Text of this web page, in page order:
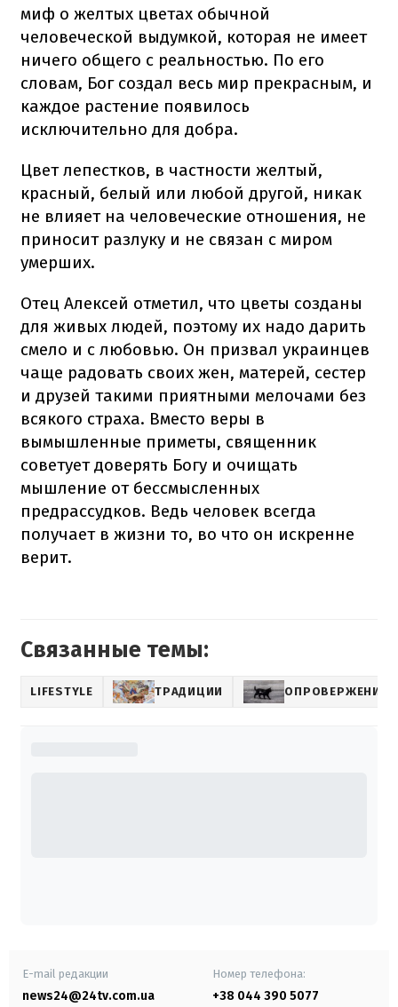
миф о желтых цветах обычной
человеческой выдумкой, которая не имеет
ничего общего с реальностью. По его
словам, Бог создал весь мир прекрасным, и
каждое растение появилось
исключительно для добра.
Цвет лепестков, в частности желтый,
красный, белый или любой другой, никак
не влияет на человеческие отношения, не
приносит разлуку и не связан с миром
умерших.
Отец Алексей отметил, что цветы созданы
для живых людей, поэтому их надо дарить
смело и с любовью. Он призвал украинцев
чаще радовать своих жен, матерей, сестер
и друзей такими приятными мелочами без
всякого страха. Вместо веры в
вымышленные приметы, священник
советует доверять Богу и очищать
мышление от бессмысленных
предрассудков. Ведь человек всегда
получает в жизни то, во что он искренне
верит.
Связанные темы:
LIFESTYLE ТРАДИЦИИ ОПРОВЕРЖЕНИЕ
E-mail редакции
news24@24tv.com.ua
Номер телефона:
+38 044 390 5077